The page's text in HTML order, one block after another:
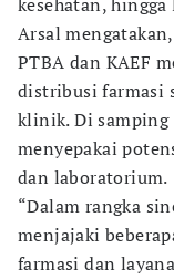
Arsal
PTBA dan KAEF
distribusi farmasi
klinik. Di samping
menyepakai
dan laboratorium.
“Dalam rangka
menjajaki
farmasi dan